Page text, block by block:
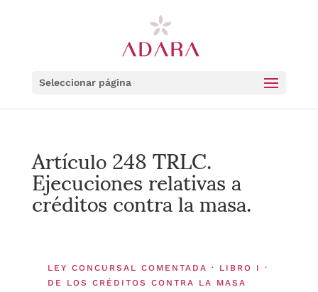
Seleccionar página
Artículo 248 TRLC.
Ejecuciones relativas a
créditos contra la masa.
LEY CONCURSAL COMENTADA · LIBRO I ·
DE LOS CRÉDITOS CONTRA LA MASA